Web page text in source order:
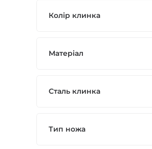
Колір клинка
Матеріал
Сталь клинка
Тип ножа